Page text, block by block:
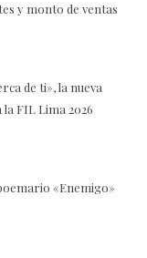
y monto de ventas
de ti», la nueva
FIL Lima 2026
«Enemigo»